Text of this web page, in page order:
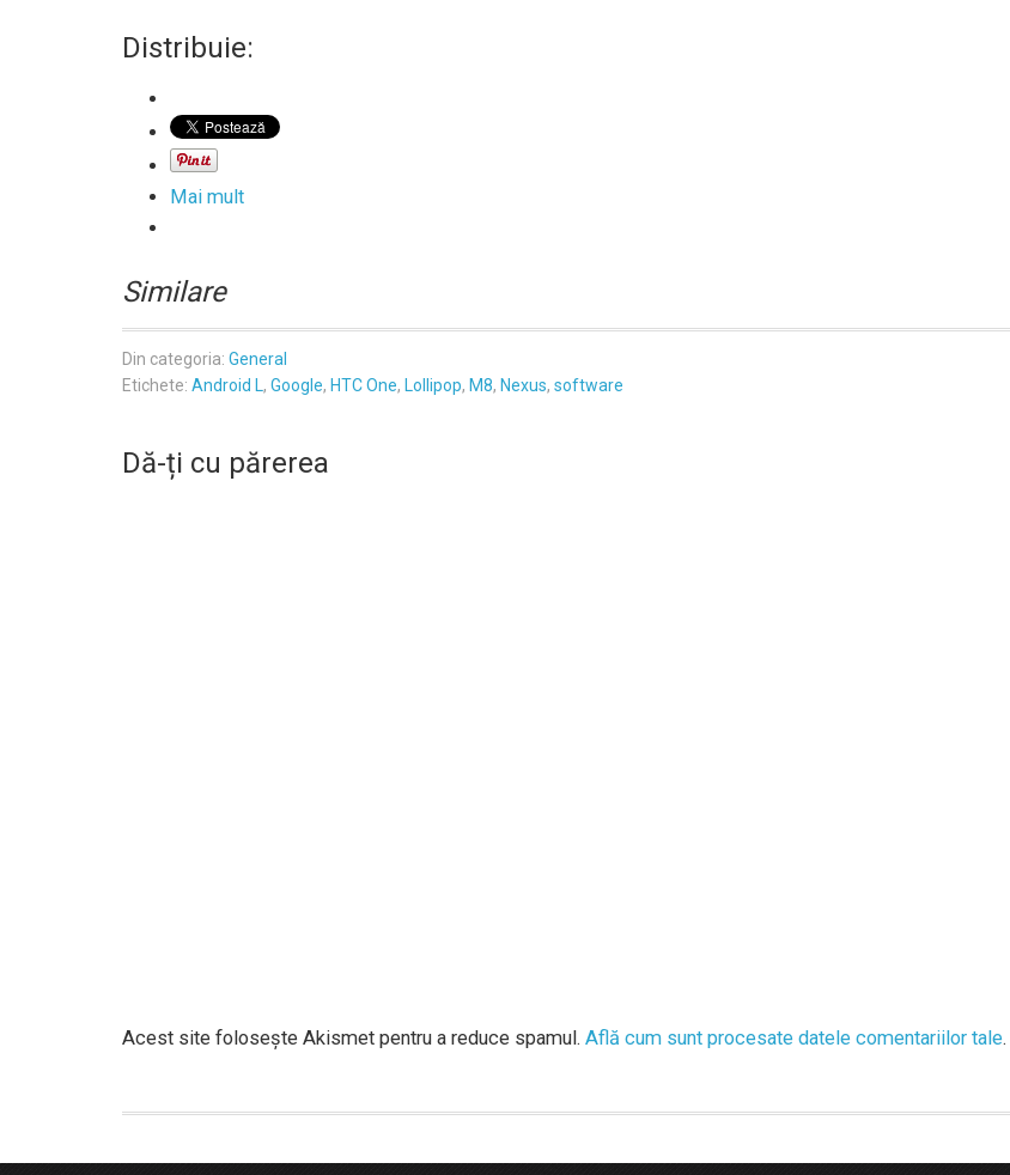
Distribuie:
Mai mult
Similare
Din categoria: General
Etichete: Android L, Google, HTC One, Lollipop, M8, Nexus, software
Dă-ți cu părerea
Acest site folosește Akismet pentru a reduce spamul. Află cum sunt procesate datele comentariilor tale.